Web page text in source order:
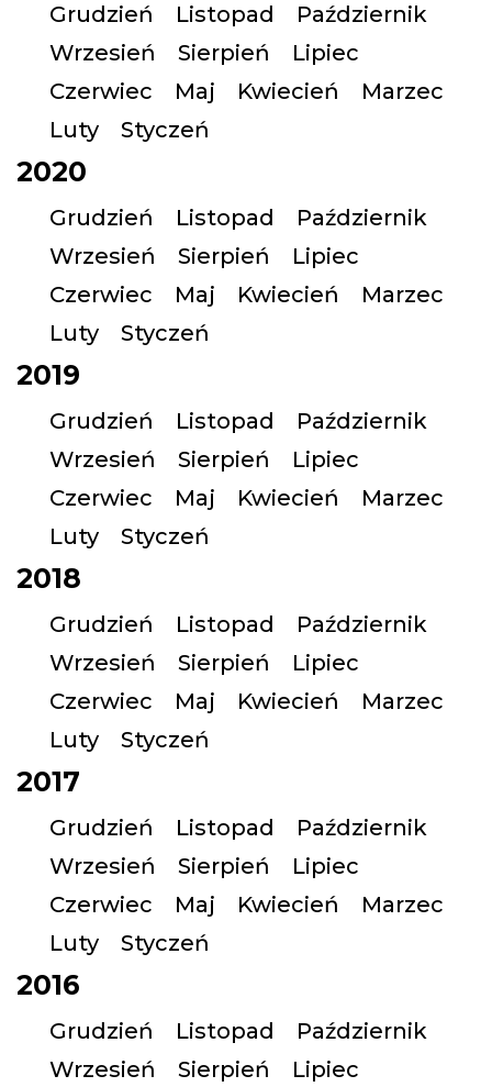
Grudzień Listopad
Październik
Wrzesień
Sierpień
Lipiec
Czerwiec
Maj Kwiecień
Marzec
Luty
Styczeń
2020
Grudzień Listopad
Październik
Wrzesień
Sierpień
Lipiec
Czerwiec
Maj Kwiecień
Marzec
Luty
Styczeń
2019
Grudzień Listopad
Październik
Wrzesień
Sierpień
Lipiec
Czerwiec
Maj Kwiecień
Marzec
Luty
Styczeń
2018
Grudzień Listopad
Październik
Wrzesień
Sierpień
Lipiec
Czerwiec
Maj Kwiecień
Marzec
Luty
Styczeń
2017
Grudzień Listopad
Październik
Wrzesień
Sierpień
Lipiec
Czerwiec
Maj Kwiecień
Marzec
Luty
Styczeń
2016
Grudzień Listopad
Październik
Wrzesień
Sierpień
Lipiec